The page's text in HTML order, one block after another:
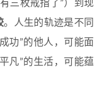
三枚戒指了”）到现
。人生的轨迹是不同
功”的他人，可能面
凡”的生活，可能蕴